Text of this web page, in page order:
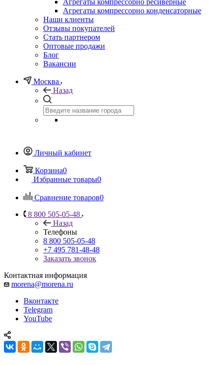
Агрегаты компрессорно ресиверные
Агрегаты компрессорно конденсаторные
Наши клиенты
Отзывы покупателей
Стать партнером
Оптовые продажи
Блог
Вакансии
Москва
Назад
Личный кабинет
Корзина0
Избранные товары0
Сравнение товаров0
8 800 505-05-48
Назад
Телефоны
8 800 505-05-48
+7 495 781-48-48
Заказать звонок
Контактная информация
morena@morena.ru
Вконтакте
Telegram
YouTube